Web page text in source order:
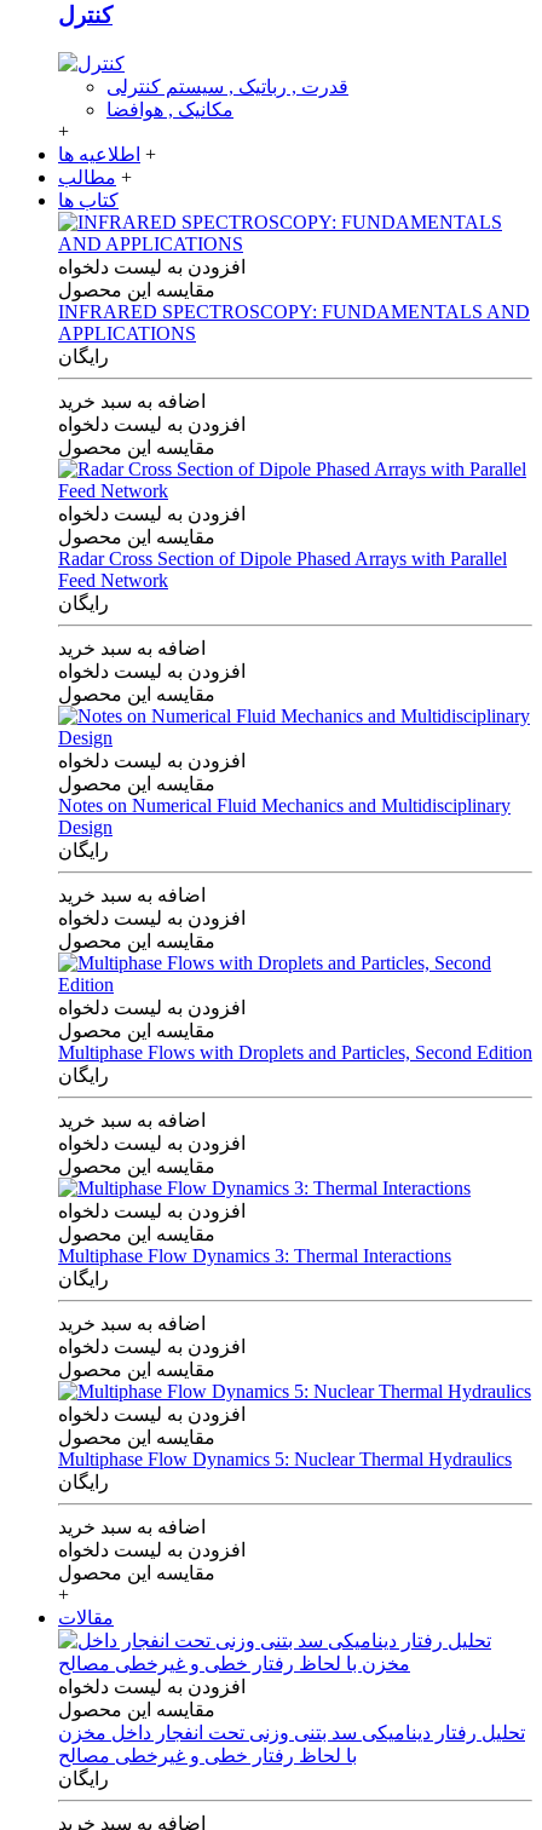
کنترل
قدرت , رباتیک , سیستم کنترلی
مکانیک , هوافضا
+
اطلاعیه ها +
مطالب +
کتاب ها
افزودن به لیست دلخواه
مقایسه این محصول
INFRARED SPECTROSCOPY: FUNDAMENTALS AND
APPLICATIONS
رایگان
اضافه به سبد خرید
افزودن به لیست دلخواه
مقایسه این محصول
افزودن به لیست دلخواه
مقایسه این محصول
Radar Cross Section of Dipole Phased Arrays with Parallel
Feed Network
رایگان
اضافه به سبد خرید
افزودن به لیست دلخواه
مقایسه این محصول
افزودن به لیست دلخواه
مقایسه این محصول
Notes on Numerical Fluid Mechanics and Multidisciplinary
Design
رایگان
اضافه به سبد خرید
افزودن به لیست دلخواه
مقایسه این محصول
افزودن به لیست دلخواه
مقایسه این محصول
Multiphase Flows with Droplets and Particles, Second Edition
رایگان
اضافه به سبد خرید
افزودن به لیست دلخواه
مقایسه این محصول
افزودن به لیست دلخواه
مقایسه این محصول
Multiphase Flow Dynamics 3: Thermal Interactions
رایگان
اضافه به سبد خرید
افزودن به لیست دلخواه
مقایسه این محصول
افزودن به لیست دلخواه
مقایسه این محصول
Multiphase Flow Dynamics 5: Nuclear Thermal Hydraulics
رایگان
اضافه به سبد خرید
افزودن به لیست دلخواه
مقایسه این محصول
+
مقالات
افزودن به لیست دلخواه
مقایسه این محصول
تحلیل رفتار دینامیکی سد بتنی وزنی تحت انفجار داخل مخزن
با لحاظ رفتار خطی و غیرخطی مصالح
رایگان
اضافه به سبد خرید